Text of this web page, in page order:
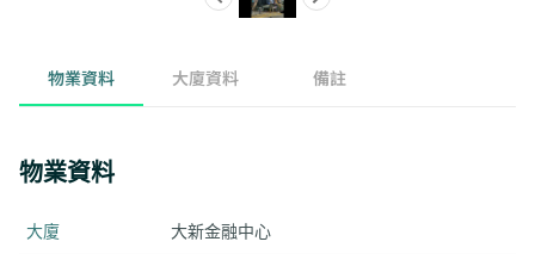
物業資料 大廈資料 備註
物業資料
大廈
大新金融中心